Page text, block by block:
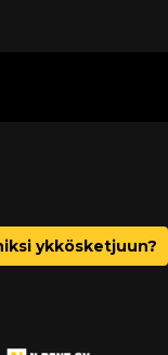
ykkösketjuun?